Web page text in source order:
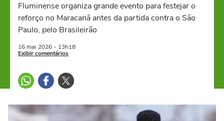
Fluminense organiza grande evento para festejar o
reforço no Maracanã antes da partida contra o São
Paulo, pelo Brasileirão
16 mai 2026 - 13h18
Exibir comentários